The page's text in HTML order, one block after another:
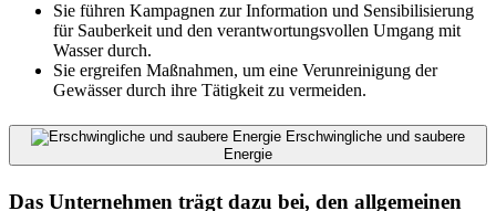
Sie führen Kampagnen zur Information und Sensibilisierung
für Sauberkeit und den verantwortungsvollen Umgang mit
Wasser durch.
Sie ergreifen Maßnahmen, um eine Verunreinigung der
Gewässer durch ihre Tätigkeit zu vermeiden.
Erschwingliche und saubere
Energie
Das Unternehmen trägt dazu bei, den allgemeinen